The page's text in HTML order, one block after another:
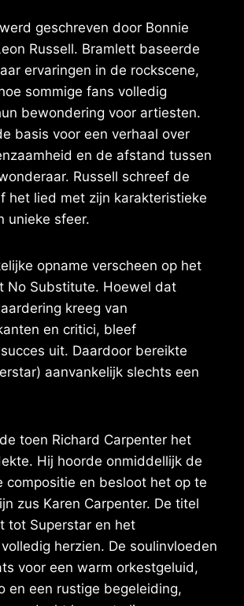
geschreven door Bonnie
Russell. Bramlett baseerde
ervaringen in de rockscene,
sommige fans volledig
bewondering voor artiesten.
basis voor een verhaal over
en de afstand tussen
Russell schreef de
het lied met zijn karakteristieke
unieke sfeer.
opname verscheen op het
No Substitute. Hoewel dat
kreeg van
en critici, bleef
uit. Daardoor bereikte
aanvankelijk slechts een
toen Richard Carpenter het
Hij hoorde onmiddellijk de
compositie en besloot het op te
zus Karen Carpenter. De titel
tot Superstar en het
herzien. De soulinvloeden
voor een warm orkestgeluid,
en een rustige begeleiding,